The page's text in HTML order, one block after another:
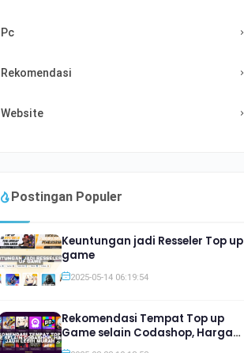
Pc
Rekomendasi
Website
Postingan Populer
Keuntungan jadi Resseler Top up
game
2025-05-14 06:19:54
Rekomendasi Tempat Top up
Game selain Codashop, Harga
Jauh lebih Murah